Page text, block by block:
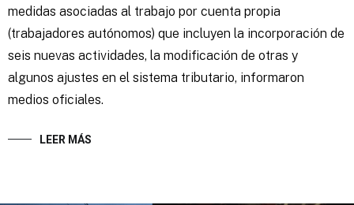
medidas asociadas al trabajo por cuenta propia
(trabajadores autónomos) que incluyen la incorporación de
seis nuevas actividades, la modificación de otras y
algunos ajustes en el sistema tributario, informaron
medios oficiales.
LEER MÁS